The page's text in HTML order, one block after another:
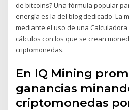
de bitcoins? Una fórmula popular
energía es la del blog dedicado La
mediante el uso de una
cálculos con los que se crean
criptomonedas.
En IQ Mining
ganancias
criptomonedas